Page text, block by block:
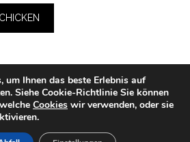
medicalcube-rosenheim.de -
-
um Ihnen das beste Erlebnis auf
Siehe Cookie-Richtlinie Sie können
Cookies wir verwenden, oder sie